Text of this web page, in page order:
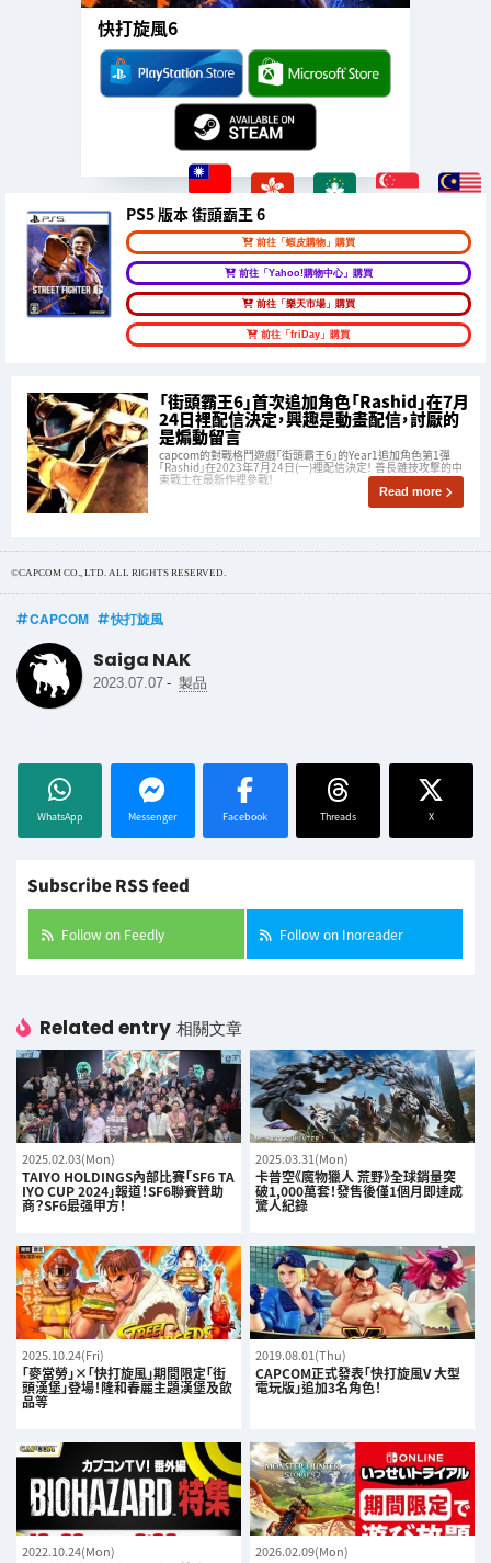
快打旋風6
PS5 版本 街頭霸王 6
前往「蝦皮購物」購買
前往「Yahoo!購物中心」購買
前往「樂天市場」購買
前往「friDay」購買
「街頭霸王6」首次追加角色「Rashid」在7月
24日裡配信決定，興趣是動畫配信，討厭的
是煽動留言
capcom的對戰格鬥遊戲「街頭霸王6」的Year1追加角色第1彈
「Rashid」在2023年7月24日(一)裡配信決定！ 善長雜技攻擊的中
東戰士在最新作裡參戰！
Read more
©CAPCOM CO., LTD. ALL RIGHTS RESERVED.
CAPCOM 快打旋風
Saiga NAK
2023.07.07 - 製品
WhatsApp Messenger Facebook Threads X
Subscribe RSS feed
Follow on Feedly Follow on Inoreader
Related entry 相關文章
2025.02.03(Mon)
TAIYO HOLDINGS內部比賽「SF6 TA
IYO CUP 2024」報道！SF6聯賽贊助
商？SF6最强甲方！
2025.03.31(Mon)
卡普空《魔物獵人 荒野》全球銷量突
破1,000萬套！發售後僅1個月即達成
驚人紀錄
2025.10.24(Fri)
「麥當勞」×「快打旋風」期間限定「街
頭漢堡」登場！隆和春麗主題漢堡及飲
品等
2019.08.01(Thu)
CAPCOM正式發表「快打旋風V 大型
電玩版」追加3名角色！
2022.10.24(Mon) 2026.02.09(Mon)